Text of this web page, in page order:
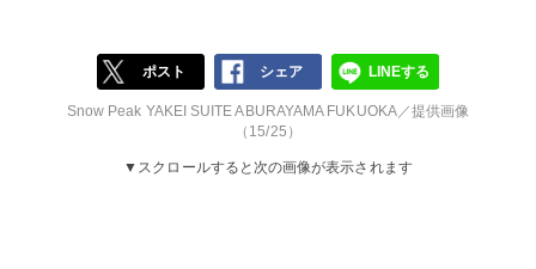
ポスト シェア LINEする
Snow Peak YAKEI SUITE ABURAYAMA FUKUOKA／提供画像
（15/25）
▼スクロールすると次の画像が表示されます